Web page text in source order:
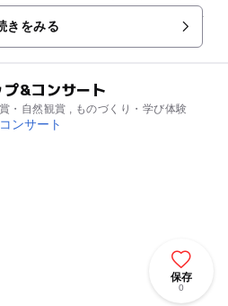
り込んでいるので大人の方まで楽
きをみる
&コンサート
・自然観賞 , ものづくり・学び体験
保存
0